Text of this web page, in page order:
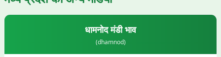
धामनोदमंडी भाव
(dhamnod)